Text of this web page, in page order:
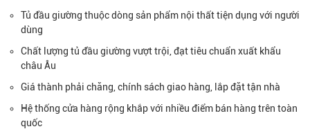
Tủ đầu giường thuộc dòng sản phẩm nội thất tiện dụng với người
dùng
Chất lượng tủ đầu giường vượt trội, đạt tiêu chuẩn xuất khẩu
châu Âu
Giá thành phải chăng, chính sách giao hàng, lắp đặt tận nhà
Hệ thống cửa hàng rộng khắp với nhiều điểm bán hàng trên toàn
quốc